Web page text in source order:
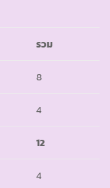
รวม
8
4
12
4